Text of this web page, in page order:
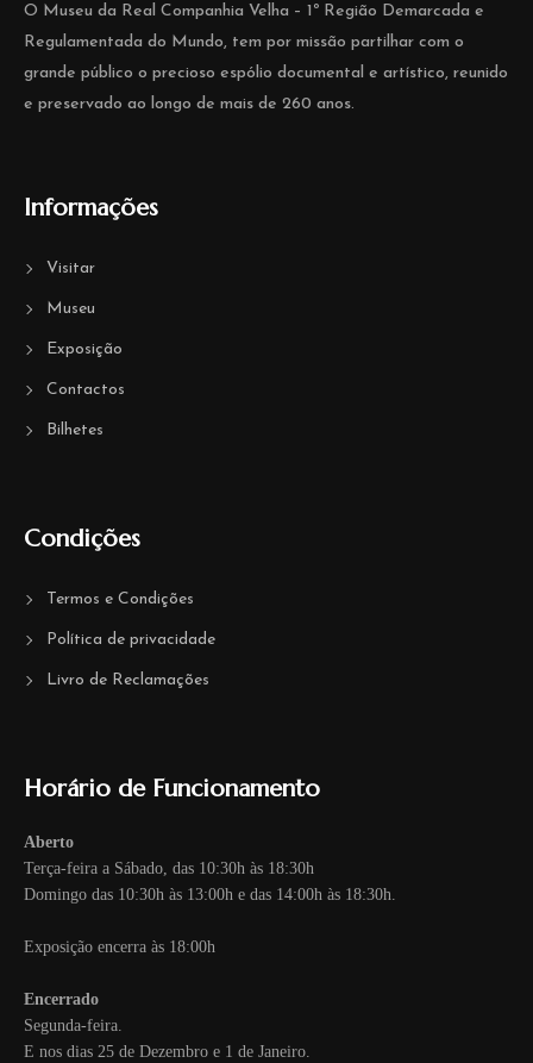
O Museu da Real Companhia Velha – 1º Região Demarcada e
Regulamentada do Mundo, tem por missão partilhar com o
grande público o precioso espólio documental e artístico, reunido
e preservado ao longo de mais de 260 anos.
Informações
Visitar
Museu
Exposição
Contactos
Bilhetes
Condições
Termos e Condições
Política de privacidade
Livro de Reclamações
Horário de Funcionamento
Aberto
Terça-feira a Sábado, das 10:30h às 18:30h
Domingo das 10:30h às 13:00h e das 14:00h às 18:30h.
Exposição encerra às 18:00h
Encerrado
Segunda-feira.
E nos dias 25 de Dezembro e 1 de Janeiro.